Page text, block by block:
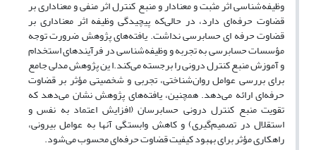
وظیفه‌شناسی اثر مثبت و معنادار و منبع کنترل اثر منفی و معناداری بر
قضاوت حرفه‌ای دارد، در حالی‌که پیچیدگی وظیفه اثر معناداری بر
قضاوت حرفه ای حسابرسی نداشت. یافته‌های پژوهش ضرورت توجه
مؤسسات حسابرسی به تجربه و وظیفه‌شناسی در فرآیندهای استخدام
و آموزش منبع کنترل درونی را برجسته می‌کند.ا ین پژوهش مدلی جامع
برای بررسی عوامل روان‌شناختی، تجربی و شخصیتی مؤثر بر قضاوت
حرفه‌ای ارائه می‌دهد. همچنین، یافته‌های پژوهش نشان می‌دهد که
تقویت منبع کنترل درونی حسابرسان (افزایش اعتماد به نفس و
استقلال در تصمیم‌گیری) و کاهش وابستگی آنها به عوامل بیرونی،
راهکاری مؤثر برای بهبود کیفیت قضاوت حرفه‌ای محسوب می‌شود.